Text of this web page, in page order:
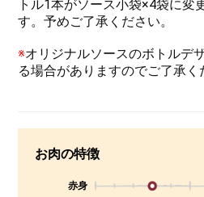
トル1本がソース小袋×4袋に変
す。予めご了承ください。
※オリジナルソースのボトルデ
る場合がありますのでご了承く
お肉の特徴
赤身